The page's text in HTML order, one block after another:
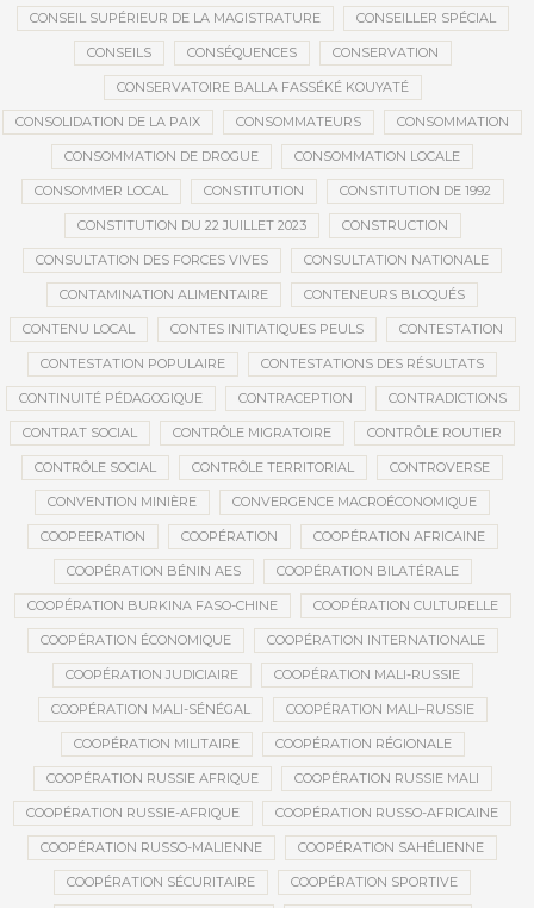
CONSEIL SUPÉRIEUR DE LA MAGISTRATURE CONSEILLER SPÉCIAL
CONSEILS CONSÉQUENCES CONSERVATION
CONSERVATOIRE BALLA FASSÉKÉ KOUYATÉ
CONSOLIDATION DE LA PAIX CONSOMMATEURS CONSOMMATION
CONSOMMATION DE DROGUE CONSOMMATION LOCALE
CONSOMMER LOCAL CONSTITUTION CONSTITUTION DE 1992
CONSTITUTION DU 22 JUILLET 2023 CONSTRUCTION
CONSULTATION DES FORCES VIVES CONSULTATION NATIONALE
CONTAMINATION ALIMENTAIRE CONTENEURS BLOQUÉS
CONTENU LOCAL CONTES INITIATIQUES PEULS CONTESTATION
CONTESTATION POPULAIRE CONTESTATIONS DES RÉSULTATS
CONTINUITÉ PÉDAGOGIQUE CONTRACEPTION CONTRADICTIONS
CONTRAT SOCIAL CONTRÔLE MIGRATOIRE CONTRÔLE ROUTIER
CONTRÔLE SOCIAL CONTRÔLE TERRITORIAL CONTROVERSE
CONVENTION MINIÈRE CONVERGENCE MACROÉCONOMIQUE
COOPEERATION COOPÉRATION COOPÉRATION AFRICAINE
COOPÉRATION BÉNIN AES COOPÉRATION BILATÉRALE
COOPÉRATION BURKINA FASO-CHINE COOPÉRATION CULTURELLE
COOPÉRATION ÉCONOMIQUE COOPÉRATION INTERNATIONALE
COOPÉRATION JUDICIAIRE COOPÉRATION MALI-RUSSIE
COOPÉRATION MALI-SÉNÉGAL COOPÉRATION MALI–RUSSIE
COOPÉRATION MILITAIRE COOPÉRATION RÉGIONALE
COOPÉRATION RUSSIE AFRIQUE COOPÉRATION RUSSIE MALI
COOPÉRATION RUSSIE-AFRIQUE COOPÉRATION RUSSO-AFRICAINE
COOPÉRATION RUSSO-MALIENNE COOPÉRATION SAHÉLIENNE
COOPÉRATION SÉCURITAIRE COOPÉRATION SPORTIVE